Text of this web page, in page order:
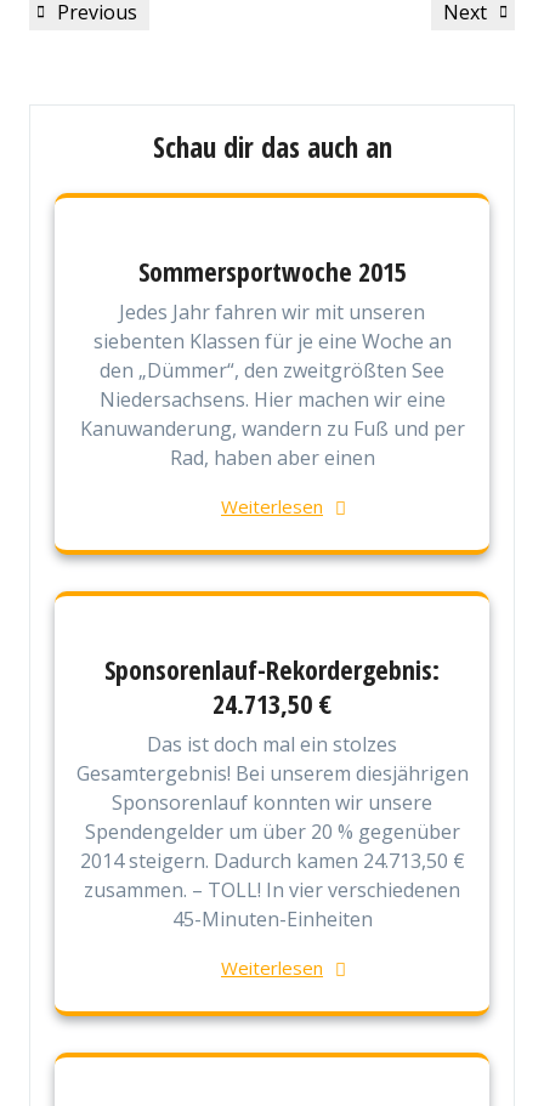
Previous
Previous
Next
Next
Schau dir das auch an
Sommersportwoche 2015
Jedes Jahr fahren wir mit unseren
siebenten Klassen für je eine Woche an
den „Dümmer“, den zweitgrößten See
Niedersachsens. Hier machen wir eine
Kanuwanderung, wandern zu Fuß und per
Rad, haben aber einen
Weiterlesen
Sponsorenlauf-Rekordergebnis:
24.713,50 €
Das ist doch mal ein stolzes
Gesamtergebnis! Bei unserem diesjährigen
Sponsorenlauf konnten wir unsere
Spendengelder um über 20 % gegenüber
2014 steigern. Dadurch kamen 24.713,50 €
zusammen. – TOLL! In vier verschiedenen
45-Minuten-Einheiten
Weiterlesen